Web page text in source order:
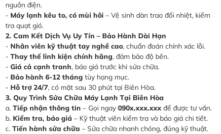
nguồn điện.
- Máy lạnh kêu to, có mùi hôi – Vệ sinh dàn trao đổi nhiệt, kiểm
tra quạt gió.
2. Cam Kết Dịch Vụ Uy Tín – Bảo Hành Dài Hạn
- Nhân viên kỹ thuật tay nghề cao, chuẩn đoán chính xác lỗi.
-Thay thế linh kiện chính hãng, đảm bảo độ bền.
-Giá cả cạnh tranh, báo giá trước khi sửa chữa.
- Bảo hành 6-12 tháng tùy hạng mục.
- Hỗ trợ 24/7, có mặt sau 30 phút tại Biên Hòa.
3. Quy Trình Sửa Chữa Máy Lạnh Tại Biên Hòa
a.Tiếp nhận thông tin – Gọi ngay090x.xxx.xxx để được tư vấn.
b. Kiểm tra, báo giá – Kỹ thuật viên kiểm tra và báo giá chi tiết.
c.Tiến hành sửa chữa – Sửa chữa nhanh chóng, đúng kỹ thuật.